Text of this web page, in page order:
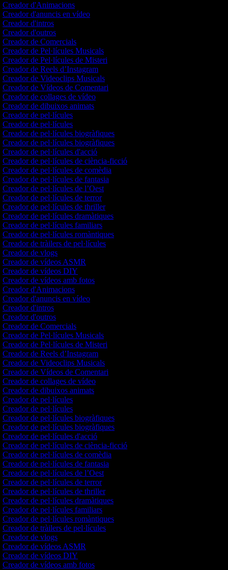
Creador d'Animacions
Creador d'anuncis en vídeo
Creador d'intros
Creador d'outros
Creador de Comercials
Creador de Pel·lícules Musicals
Creador de Pel·lícules de Misteri
Creador de Reels d’Instagram
Creador de Videoclips Musicals
Creador de Vídeos de Comentari
Creador de collages de vídeo
Creador de dibuixos animats
Creador de pel·lícules
Creador de pel·lícules
Creador de pel·lícules biogràfiques
Creador de pel·lícules biogràfiques
Creador de pel·lícules d'acció
Creador de pel·lícules de ciència-ficció
Creador de pel·lícules de comèdia
Creador de pel·lícules de fantasia
Creador de pel·lícules de l’Oest
Creador de pel·lícules de terror
Creador de pel·lícules de thriller
Creador de pel·lícules dramàtiques
Creador de pel·lícules familiars
Creador de pel·lícules romàntiques
Creador de tràilers de pel·lícules
Creador de vlogs
Creador de vídeos ASMR
Creador de vídeos DIY
Creador de vídeos amb fotos
Creador d'Animacions
Creador d'anuncis en vídeo
Creador d'intros
Creador d'outros
Creador de Comercials
Creador de Pel·lícules Musicals
Creador de Pel·lícules de Misteri
Creador de Reels d’Instagram
Creador de Videoclips Musicals
Creador de Vídeos de Comentari
Creador de collages de vídeo
Creador de dibuixos animats
Creador de pel·lícules
Creador de pel·lícules
Creador de pel·lícules biogràfiques
Creador de pel·lícules biogràfiques
Creador de pel·lícules d'acció
Creador de pel·lícules de ciència-ficció
Creador de pel·lícules de comèdia
Creador de pel·lícules de fantasia
Creador de pel·lícules de l’Oest
Creador de pel·lícules de terror
Creador de pel·lícules de thriller
Creador de pel·lícules dramàtiques
Creador de pel·lícules familiars
Creador de pel·lícules romàntiques
Creador de tràilers de pel·lícules
Creador de vlogs
Creador de vídeos ASMR
Creador de vídeos DIY
Creador de vídeos amb fotos